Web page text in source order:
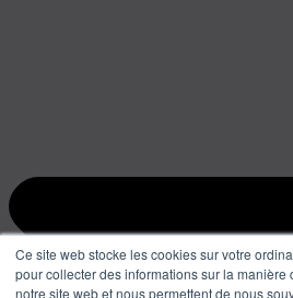
Ce site web stocke les cookies sur votre
pour collecter des informations sur la manière
notre site web et nous permettent de nous